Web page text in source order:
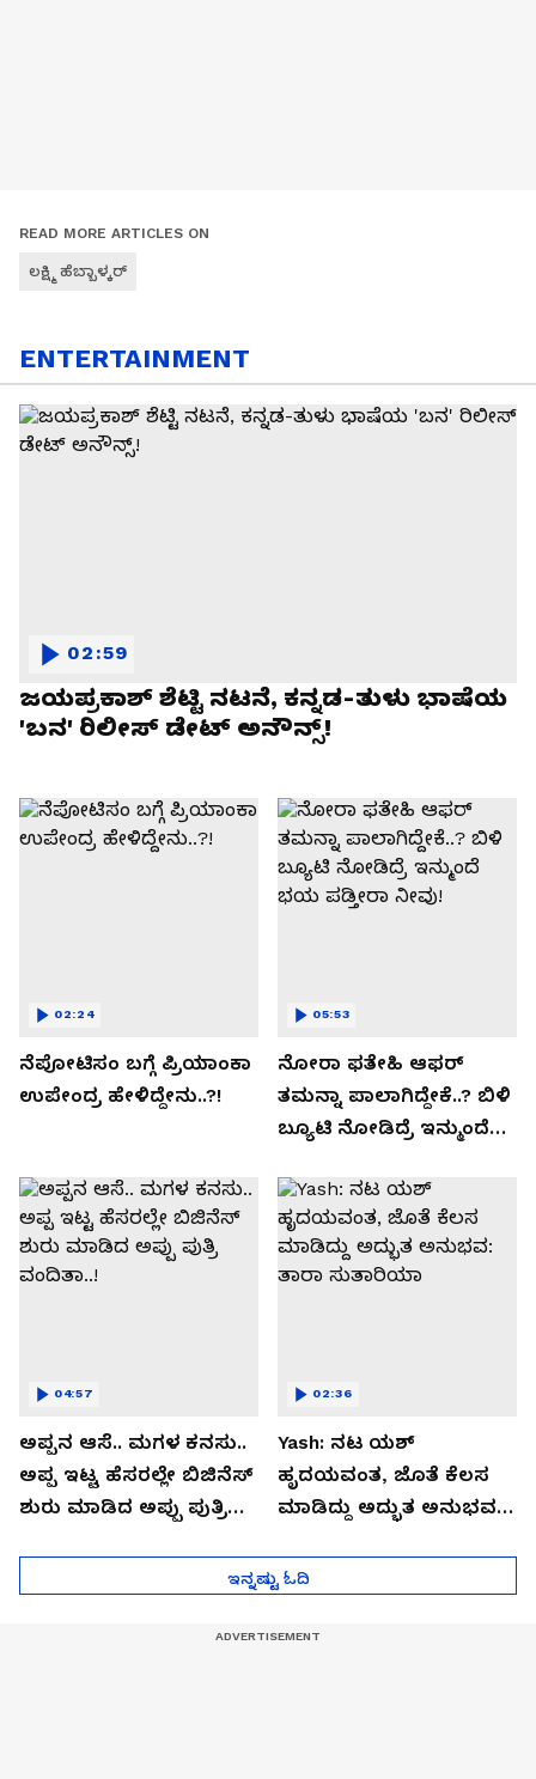
READ MORE ARTICLES ON
ಲಕ್ಷ್ಮಿ ಹೆಬ್ಬಾಳ್ಕರ್
ENTERTAINMENT
ಜಯಪ್ರಕಾಶ್ ಶೆಟ್ಟಿ ನಟನೆ, ಕನ್ನಡ-ತುಳು ಭಾಷೆಯ
'ಬನ' ರಿಲೀಸ್ ಡೇಟ್ ಅನೌನ್ಸ್!
02:59
ನೆಪೋಟಿಸಂ ಬಗ್ಗೆ ಪ್ರಿಯಾಂಕಾ
ಉಪೇಂದ್ರ ಹೇಳಿದ್ದೇನು..?!
02:24
ನೋರಾ ಫತೇಹಿ ಆಫರ್​
ತಮನ್ನಾ ಪಾಲಾಗಿದ್ದೇಕೆ..? ಬಿಳಿ
ಬ್ಯೂಟಿ ನೋಡಿದ್ರೆ ಇನ್ಮುಂದೆ
05:53
ಅಪ್ಪನ ಆಸೆ.. ಮಗಳ ಕನಸು..
ಅಪ್ಪ ಇಟ್ಟ ಹೆಸರಲ್ಲೇ ಬಿಜಿನೆಸ್​
ಶುರು ಮಾಡಿದ ಅಪ್ಪು ಪುತ್ರಿ
04:57
Yash: ನಟ ಯಶ್​
ಹೃದಯವಂತ, ಜೊತೆ ಕೆಲಸ
ಮಾಡಿದ್ದು ಅದ್ಭುತ ಅನುಭವ:
02:36
ಇನ್ನಷ್ಟು ಓದಿ